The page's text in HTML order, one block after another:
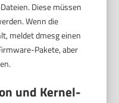
Diese müssen
Wenn die
meldet dmesg einen
Pakete, aber
und Kernel-